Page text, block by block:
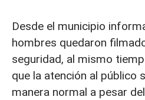
Desde el municipio
hombres quedaron
seguridad, al mismo
que la atención al público
manera normal a pesar